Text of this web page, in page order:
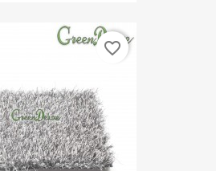
favorite_border